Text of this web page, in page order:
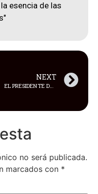
esencia de las
NEXT
no será publicada.
marcados con *